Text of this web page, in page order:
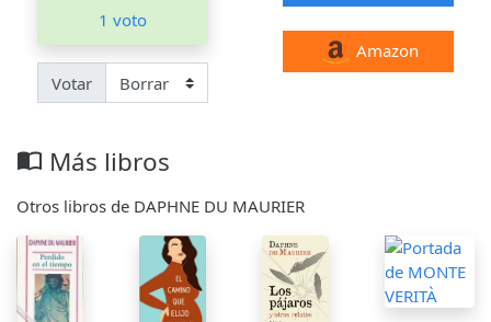
1 voto
Votar
Amazon
import_contacts Más libros
Otros libros de DAPHNE DU MAURIER